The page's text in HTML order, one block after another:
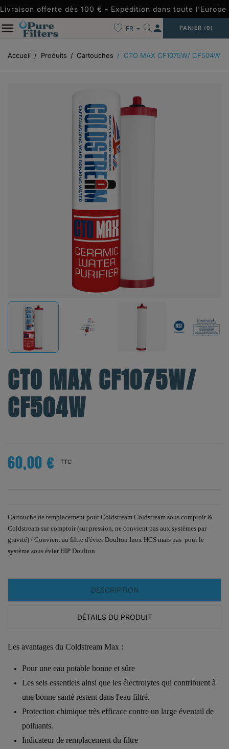
Livraison offerte dès 100 € - Expédition dans toute
FR person PANIER (0)
Accueil Produits Cartouches CTO MAX CF1075W/ CF504W
CTO MAX CF1075W/
CF504W
60,00 € TTC
Cartouche de remplacement pour Coldstream Coldstream sous comptoir &
Coldstream sur comptoir (sur pression, ne convient pas aux systèmes par
gravité) / Convient au filtre d'évier Doulton Inox HCS mais pas pour le
système sous évier HIP Doulton
DESCRIPTION
DÉTAILS DU PRODUIT
Les avantages du Coldstream Max :
Pour une eau potable bonne et sûre
Les sels essentiels ainsi que les électrolytes qui contribuent à
une bonne santé restent dans l'eau filtré.
Protection chimique très efficace contre un large éventail de
polluants.
Indicateur de remplacement du filtre